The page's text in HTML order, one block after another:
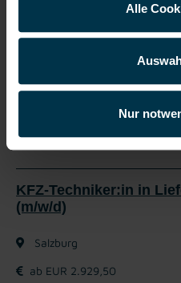
Alle
Nur
KFZ-Techniker:in in
(m/w/d)
Salzburg
ab EUR 2.929,50